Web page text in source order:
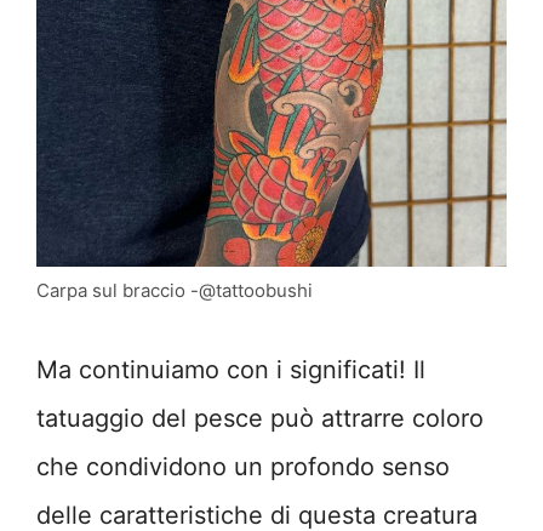
Carpa sul braccio -@tattoobushi
Ma continuiamo con i significati! Il
tatuaggio del pesce può attrarre coloro
che condividono un profondo senso
delle caratteristiche di questa creatura